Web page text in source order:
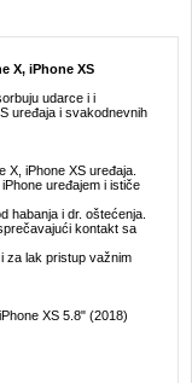
X, iPhone XS
udarce i i
uređaja i svakodnevnih
iPhone XS uređaja.
uređajem i ističe
habanja i dr. oštećenja.
kontakt sa
za lak pristup važnim
XS 5.8" (2018)